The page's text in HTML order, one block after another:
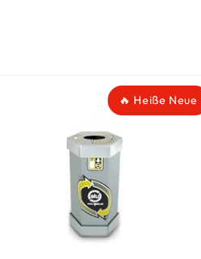
🔥 Heiße Neue